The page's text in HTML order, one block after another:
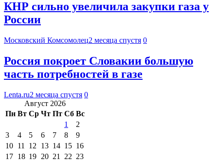
КНР сильно увеличила закупки газа у
России
Московский Комсомолец2 месяца спустя 0
Россия покроет Словакии большую
часть потребностей в газе
Lenta.ru2 месяца спустя 0
Август 2026
Пн Вт Ср Чт Пт Сб Вс
1
2
3
4 5 6 7 8
9
10 11 12 13 14 15 16
17 18 19 20 21 22 23